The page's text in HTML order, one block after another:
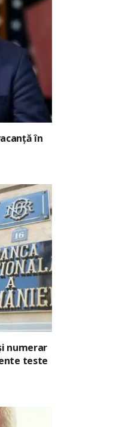
în
numerar
teste